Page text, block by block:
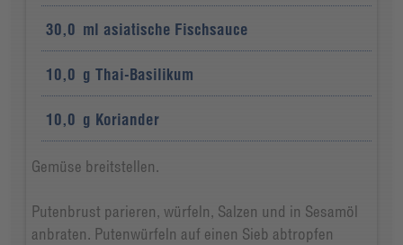
30,0 ml asiatische Fischsauce
10,0 g Thai-Basilikum
10,0 g Koriander
Gemüse breitstellen.
Putenbrust parieren, würfeln, Salzen und in Sesamöl
anbraten. Putenwürfeln auf einen Sieb abtropfen